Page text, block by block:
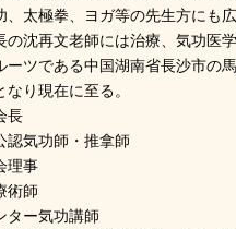
太極拳、ヨガ等の先生方にも広
の沈再文老師には治療、気功医学
ーツである中国湖南省長沙市の
り現在に至る。
長
認気功師・推拿師
理事
術師
ター気功講師